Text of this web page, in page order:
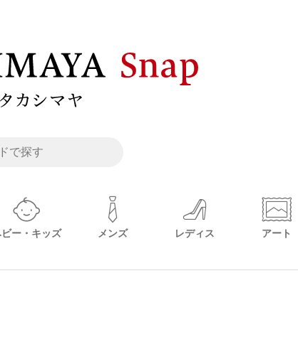
ー・キッズ メンズ レディス アート